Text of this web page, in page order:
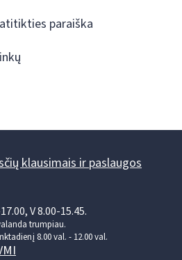
paraiška
klausimais ir paslaugos
V 8.00-15.45.
trumpiau.
8.00 val. - 12.00 val.